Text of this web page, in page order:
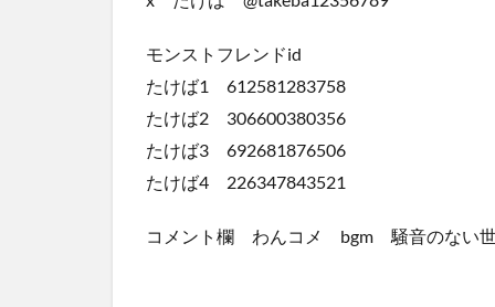
モンストフレンドid
たけば1 612581283758
たけば2 306600380356
たけば3 692681876506
たけば4 226347843521
コメント欄 わんコメ bgm 騒音のない